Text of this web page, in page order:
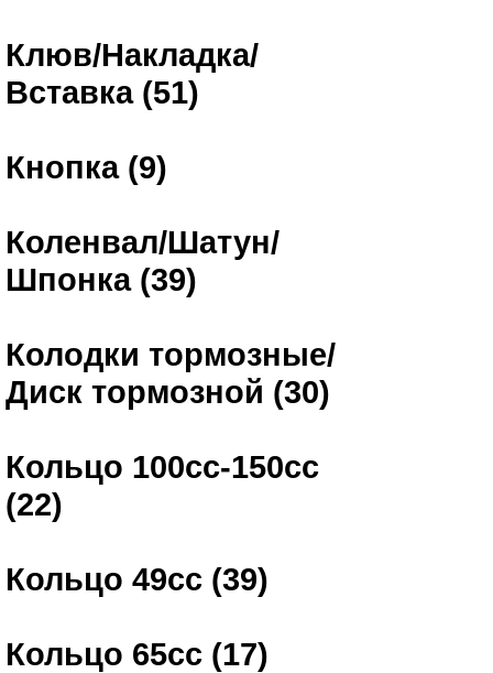
Клюв/Накладка/
Вставка (51)
Кнопка (9)
Коленвал/Шатун/
Шпонка (39)
Колодки тормозные/
Диск тормозной (30)
Кольцо 100сс-150сс
(22)
Кольцо 49сс (39)
Кольцо 65сс (17)